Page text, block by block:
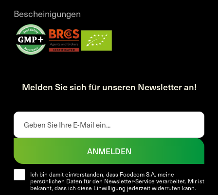
Bescheinigungen
Melden Sie sich für unseren Newsletter an!
Ich bin damit einverstanden, dass Foodcom S.A. meine
persönlichen Daten für den Newsletter-Service verarbeitet. Mir ist
bekannt, dass ich diese Einwilligung jederzeit widerrufen kann.
ANMELDEN